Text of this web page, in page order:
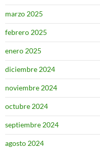
marzo 2025
febrero 2025
enero 2025
diciembre 2024
noviembre 2024
octubre 2024
septiembre 2024
agosto 2024